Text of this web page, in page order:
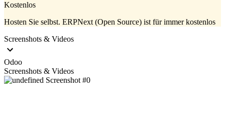
Kostenlos
Hosten Sie selbst. ERPNext (Open Source) ist für immer kostenlos
Screenshots & Videos
Odoo
Screenshots & Videos